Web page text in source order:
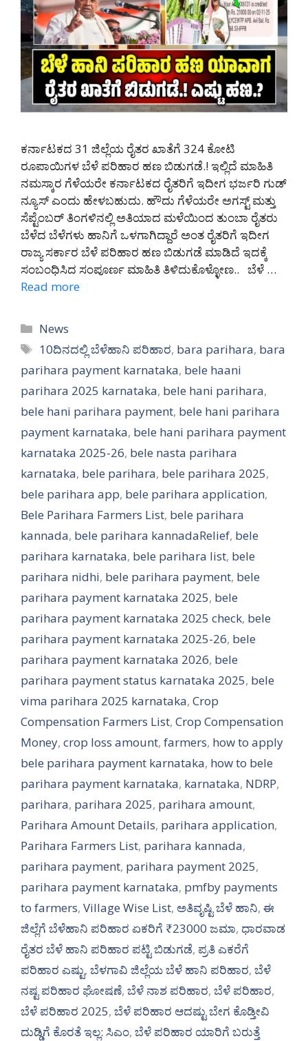
ಕರ್ನಾಟಕದ 31 ಜಿಲ್ಲೆಯ ರೈತರ ಖಾತೆಗೆ 324 ಕೋಟಿ
ರೂಪಾಯಿಗಳ ಬೆಳೆ ಪರಿಹಾರ ಹಣ ಬಿಡುಗಡೆ.! ಇಲ್ಲಿದೆ ಮಾಹಿತಿ
ನಮಸ್ಕಾರ ಗೆಳೆಯರೇ ಕರ್ನಾಟಕದ ರೈತರಿಗೆ ಇದೀಗ ಭರ್ಜರಿ ಗುಡ್
ನ್ಯೂಸ್ ಎಂದು ಹೇಳಬಹುದು. ಹೌದು ಗೆಳೆಯರೇ ಅಗಸ್ಟ್ ಮತ್ತು
ಸೆಪ್ಟೆಂಬರ್ ತಿಂಗಳಿನಲ್ಲಿ ಅತಿಯಾದ ಮಳೆಯಿಂದ ತುಂಬಾ ರೈತರು
ಬೆಳೆದ ಬೆಳೆಗಳು ಹಾನಿಗೆ ಒಳಗಾಗಿದ್ದಾರೆ ಅಂತ ರೈತರಿಗೆ ಇದೀಗ
ರಾಜ್ಯ ಸರ್ಕಾರ ಬೆಳೆ ಪರಿಹಾರ ಹಣ ಬಿಡುಗಡೆ ಮಾಡಿದೆ ಇದಕ್ಕೆ
ಸಂಬಂಧಿಸಿದ ಸಂಪೂರ್ಣ ಮಾಹಿತಿ ತಿಳಿದುಕೊಳ್ಳೋಣ.. ಬೆಳೆ …
Read more
Categories
News
Tags
10ದಿನದಲ್ಲಿ ಬೆಳೆಹಾನಿ ಪರಿಹಾರ, bara parihara, bara
parihara payment karnataka, bele haani
parihara 2025 karnataka, bele hani parihara,
bele hani parihara payment, bele hani parihara
payment karnataka, bele hani parihara payment
karnataka 2025-26, bele nasta parihara
karnataka, bele parihara, bele parihara 2025,
bele parihara app, bele parihara application,
Bele Parihara Farmers List, bele parihara
kannada, bele parihara kannadaRelief, bele
parihara karnataka, bele parihara list, bele
parihara nidhi, bele parihara payment, bele
parihara payment karnataka 2025, bele
parihara payment karnataka 2025 check, bele
parihara payment karnataka 2025-26, bele
parihara payment karnataka 2026, bele
parihara payment status karnataka 2025, bele
vima parihara 2025 karnataka, Crop
Compensation Farmers List, Crop Compensation
Money, crop loss amount, farmers, how to apply
bele parihara payment karnataka, how to bele
parihara payment karnataka, karnataka, NDRP,
parihara, parihara 2025, parihara amount,
Parihara Amount Details, parihara application,
Parihara Farmers List, parihara kannada,
parihara payment, parihara payment 2025,
parihara payment karnataka, pmfby payments
to farmers, Village Wise List, ಅತಿವೃಷ್ಟಿ ಬೆಳೆ ಹಾನಿ, ಈ
ಜಿಲ್ಲೆಗೆ ಬೆಳೆಹಾನಿ ಪರಿಹಾರ ಏಕರಿಗೆ ₹23000 ಜಮಾ, ಧಾರವಾಡ
ರೈತರ ಬೆಳೆ ಹಾನಿ ಪರಿಹಾರ ಪಟ್ಟಿ ಬಿಡುಗಡೆ, ಪ್ರತಿ ಎಕರೆಗೆ
ಪರಿಹಾರ ಎಷ್ಟು, ಬೆಳಗಾವಿ ಜಿಲ್ಲೆಯ ಬೆಳೆ ಹಾನಿ ಪರಿಹಾರ, ಬೆಳೆ
ನಷ್ಟ ಪರಿಹಾರ ಘೋಷಣೆ, ಬೆಳೆ ನಾಶ ಪರಿಹಾರ, ಬೆಳೆ ಪರಿಹಾರ,
ಬೆಳೆ ಪರಿಹಾರ 2025, ಬೆಳೆ ಪರಿಹಾರ ಆದಷ್ಟು ಬೇಗ ಕೊಡ್ತೀವಿ
ದುಡ್ಡಿಗೆ ಕೊರತೆ ಇಲ್ಲ: ಸಿಎಂ, ಬೆಳೆ ಪರಿಹಾರ ಯಾರಿಗೆ ಬರುತ್ತೆ